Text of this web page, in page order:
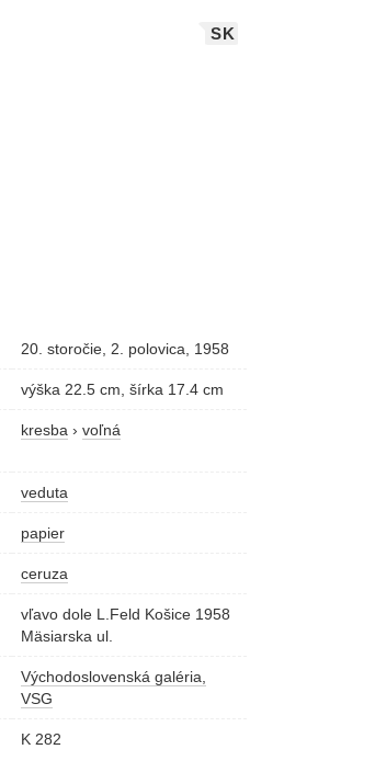
SK
20. storočie, 2. polovica, 1958
výška 22.5 cm, šírka 17.4 cm
kresba › voľná
veduta
papier
ceruza
vľavo dole L.Feld Košice 1958
Mäsiarska ul.
Východoslovenská galéria,
VSG
K 282